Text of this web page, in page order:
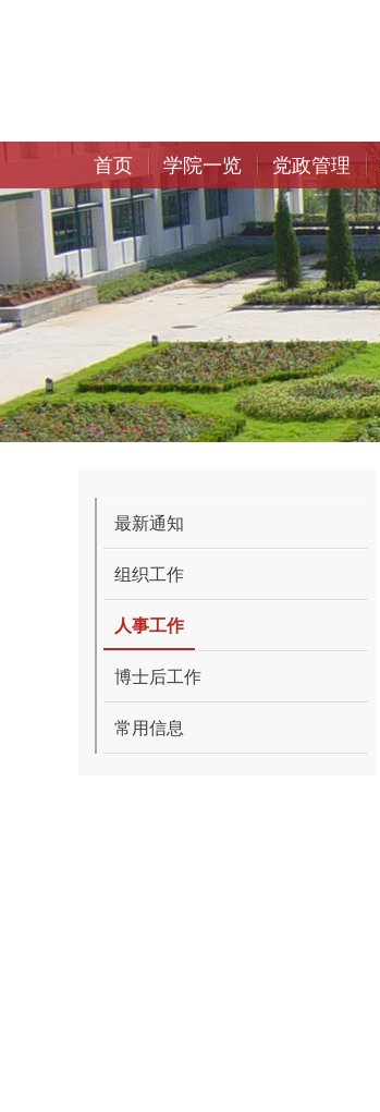
首页 学院一览 党政管理
最新通知
组织工作
人事工作
博士后工作
常用信息